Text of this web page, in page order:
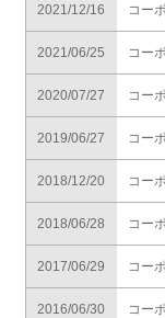
2021/12/16 コー
2021/06/25 コー
2020/07/27 コー
2019/06/27 コー
2018/12/20 コー
2018/06/28 コー
2017/06/29 コー
2016/06/30 コー